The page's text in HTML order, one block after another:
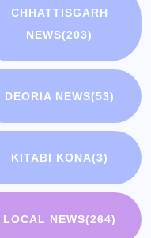
CHHATTISGARH
NEWS(203)
DEORIA NEWS(53)
KITABI KONA(3)
LOCAL NEWS(264)